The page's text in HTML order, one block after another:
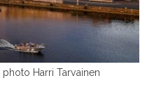
Harri Tarvainen